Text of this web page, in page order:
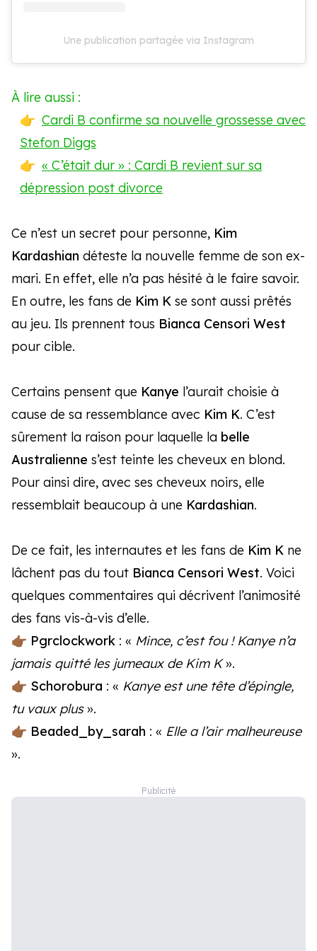
Une publication partagée via Instagram
Ce n’est un secret pour personne, Kim
Kardashian déteste la nouvelle femme de son ex-
mari. En effet, elle n’a pas hésité à le faire savoir.
En outre, les fans de Kim K se sont aussi prêtés
au jeu. Ils prennent tous Bianca Censori West
pour cible.
Certains pensent que Kanye l’aurait choisie à
cause de sa ressemblance avec Kim K. C’est
sûrement la raison pour laquelle la belle
Australienne s’est teinte les cheveux en blond.
Pour ainsi dire, avec ses cheveux noirs, elle
ressemblait beaucoup à une Kardashian.
De ce fait, les internautes et les fans de Kim K ne
lâchent pas du tout Bianca Censori West. Voici
quelques commentaires qui décrivent l’animosité
des fans vis-à-vis d’elle.
👉🏾 Pgrclockwork : « Mince, c’est fou ! Kanye n’a
jamais quitté les jumeaux de Kim K».
👉🏾 Schorobura : « Kanye est une tête d’épingle,
tu vaux plus».
👉🏾 Beaded_by_sarah : « Elle a l’air malheureuse
».
À lire aussi :
Cardi B confirme sa nouvelle grossesse avec
Stefon Diggs
« C’était dur » : Cardi B revient sur sa
dépression post divorce